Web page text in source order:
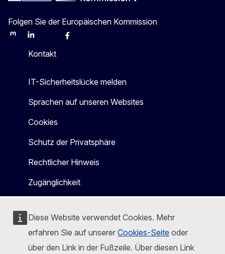
Diese Website verwendet Cookies. Mehr
erfahren Sie auf unserer Cookies-Seite oder
über den Link in der Fußzeile. Über diesen Link
Folgen Sie der Europäischen Kommission
MastodonLinkedInBlueskyFacebook
Kontakt
IT-Sicherheitslücke melden
Sprachen auf unseren Websites
Cookies
Schutz der Privatsphäre
Rechtlicher Hinweis
Zugänglichkeit